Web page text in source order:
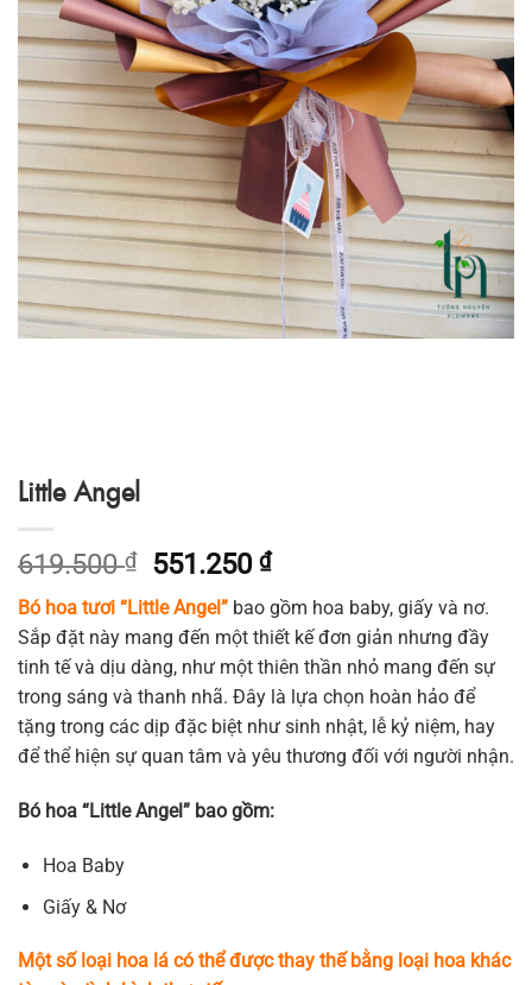
Little Angel
619.500₫
Giá
gốc
là:
619.500 ₫.
551.250₫Giá
hiện
tại
là:
551.250 ₫.
Bó hoa tươi “Little Angel” bao gồm hoa baby, giấy và nơ.
Sắp đặt này mang đến một thiết kế đơn giản nhưng đầy
tinh tế và dịu dàng, như một thiên thần nhỏ mang đến sự
trong sáng và thanh nhã. Đây là lựa chọn hoàn hảo để
tặng trong các dịp đặc biệt như sinh nhật, lễ kỷ niệm, hay
để thể hiện sự quan tâm và yêu thương đối với người nhận.
Bó hoa “Little Angel” bao gồm:
Hoa Baby
Giấy & Nơ
Một số loại hoa lá có thể được thay thế bằng loại hoa khác